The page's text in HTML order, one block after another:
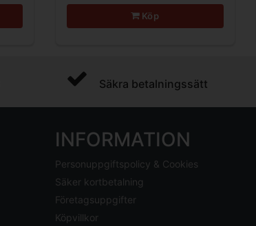
Köp
Säkra betalningssätt
INFORMATION
Personuppgiftspolicy & Cookies
Säker kortbetalning
Företagsuppgifter
Köpvillkor